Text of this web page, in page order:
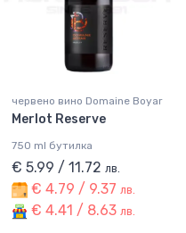
червено вино Domaine Boyar
Merlot Reserve
750 ml бутилка
€ 5.99 / 11.72 лв.
€ 4.79 / 9.37 лв.
€ 4.41 / 8.63 лв.